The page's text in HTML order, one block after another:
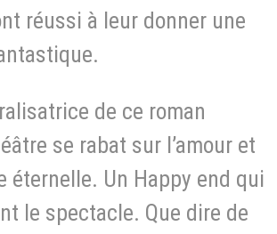
réussi à leur donner une
de ce roman
se rabat sur l’amour et
éternelle. Un Happy end qui
le spectacle. Que dire de